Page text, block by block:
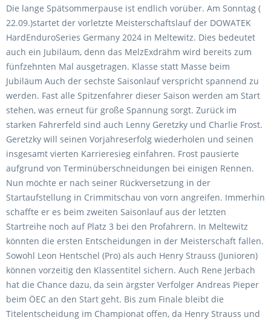
Die lange Spätsommerpause ist endlich vorüber. Am Sonntag (
22.09.)startet der vorletzte Meisterschaftslauf der DOWATEK
HardEnduroSeries Germany 2024 in Meltewitz. Dies bedeutet
auch ein Jubiläum, denn das MelzExdrähm wird bereits zum
fünfzehnten Mal ausgetragen. Klasse statt Masse beim
Jubiläum Auch der sechste Saisonlauf verspricht spannend zu
werden. Fast alle Spitzenfahrer dieser Saison werden am Start
stehen, was erneut für große Spannung sorgt. Zurück im
starken Fahrerfeld sind auch Lenny Geretzky und Charlie Frost.
Geretzky will seinen Vorjahreserfolg wiederholen und seinen
insgesamt vierten Karrieresieg einfahren. Frost pausierte
aufgrund von Terminüberschneidungen bei einigen Rennen.
Nun möchte er nach seiner Rückversetzung in der
Startaufstellung in Crimmitschau von vorn angreifen. Immerhin
schaffte er es beim zweiten Saisonlauf aus der letzten
Startreihe noch auf Platz 3 bei den Profahrern. In Meltewitz
könnten die ersten Entscheidungen in der Meisterschaft fallen.
Sowohl Leon Hentschel (Pro) als auch Henry Strauss (Junioren)
können vorzeitig den Klassentitel sichern. Auch Rene Jerbach
hat die Chance dazu, da sein ärgster Verfolger Andreas Pieper
beim ÖEC an den Start geht. Bis zum Finale bleibt die
Titelentscheidung im Championat offen, da Henry Strauss und